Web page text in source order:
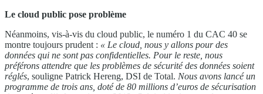
Le cloud public pose problème
Néanmoins, vis-à-vis du cloud public, le numéro 1 du CAC 40 se
montre toujours prudent : « Le cloud, nous y allons pour des
données qui ne sont pas confidentielles. Pour le reste, nous
préférons attendre que les problèmes de sécurité des données soient
réglés, souligne Patrick Hereng, DSI de Total. Nous avons lancé un
programme de trois ans, doté de 80 millions d’euros de sécurisation